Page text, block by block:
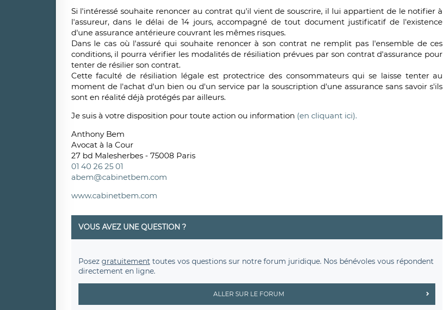
Si l'intéressé souhaite renoncer au contrat qu'il vient de souscrire, il lui appartient de le notifier à
l'assureur, dans le délai de 14 jours, accompagné de tout document justificatif de l'existence
d'une assurance antérieure couvrant les mêmes risques.
Dans le cas où l'assuré qui souhaite renoncer à son contrat ne remplit pas l'ensemble de ces
conditions, il pourra vérifier les modalités de résiliation prévues par son contrat d'assurance pour
tenter de résilier son contrat.
Cette faculté de résiliation légale est protectrice des consommateurs qui se laisse tenter au
moment de l'achat d'un bien ou d'un service par la souscription d'une assurance sans savoir s'ils
sont en réalité déjà protégés par ailleurs.
Je suis à votre disposition pour toute action ou information (en cliquant ici).
Anthony Bem
Avocat à la Cour
27 bd Malesherbes - 75008 Paris
01 40 26 25 01
abem@cabinetbem.com
www.cabinetbem.com
VOUS AVEZ UNE QUESTION ?
Posez gratuitement toutes vos questions sur notre forum juridique. Nos bénévoles vous répondent
directement en ligne.
ALLER SUR LE FORUM